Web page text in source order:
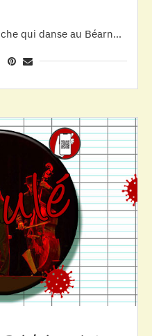
qui danse au Béarn…